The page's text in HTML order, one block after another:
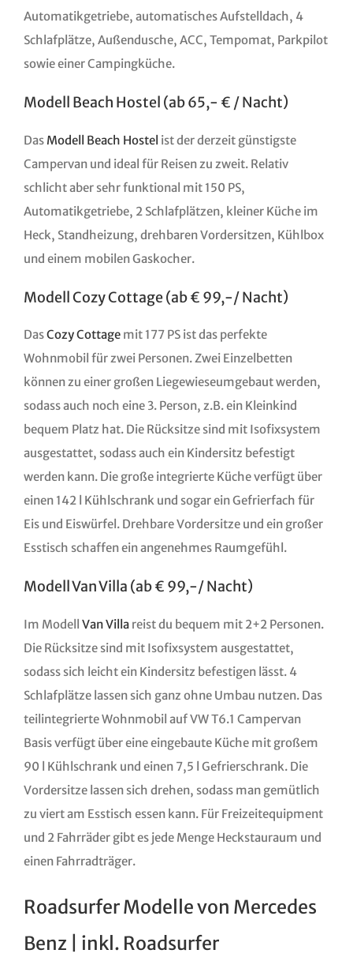
Automatikgetriebe, automatisches Aufstelldach, 4
Schlafplätze, Außendusche, ACC, Tempomat, Parkpilot
sowie einer Campingküche.
Modell Beach Hostel (ab 65,- € / Nacht)
Das Modell Beach Hostel ist der derzeit günstigste
Campervan und ideal für Reisen zu zweit. Relativ
schlicht aber sehr funktional mit 150 PS,
Automatikgetriebe, 2 Schlafplätzen, kleiner Küche im
Heck, Standheizung, drehbaren Vordersitzen, Kühlbox
und einem mobilen Gaskocher.
Modell Cozy Cottage (ab € 99,-/ Nacht)
DasCozy Cottagemit 177 PS ist das perfekte
Wohnmobil für zwei Personen. Zwei Einzelbetten
können zu einer großen Liegewieseumgebaut werden,
sodass auch noch eine 3. Person, z.B. ein Kleinkind
bequem Platz hat. Die Rücksitze sind mit Isofixsystem
ausgestattet, sodass auch ein Kindersitz befestigt
werden kann. Die große integrierte Küche verfügt über
einen 142 l Kühlschrank und sogar ein Gefrierfach für
Eis und Eiswürfel. Drehbare Vordersitze und ein großer
Esstisch schaffen ein angenehmes Raumgefühl.
Modell Van Villa (ab € 99,-/ Nacht)
Im Modell Van Villareist du bequem mit 2+2 Personen.
Die Rücksitze sind mit Isofixsystem ausgestattet,
sodass sich leicht ein Kindersitz befestigen lässt. 4
Schlafplätze lassen sich ganz ohne Umbau nutzen. Das
teilintegrierte Wohnmobil auf VW T6.1 Campervan
Basis verfügt über eine eingebaute Küche mit großem
90 l Kühlschrank und einen 7,5 l Gefrierschrank. Die
Vordersitze lassen sich drehen, sodass man gemütlich
zu viert am Esstisch essen kann. Für Freizeitequipment
und 2 Fahrräder gibt es jede Menge Heckstauraum und
einen Fahrradträger.
Roadsurfer Modelle von Mercedes
Benz | inkl. Roadsurfer